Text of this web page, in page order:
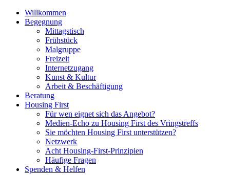
Willkommen
Begegnung
Mittagstisch
Frühstück
Malgruppe
Freizeit
Internetzugang
Kunst & Kultur
Arbeit & Beschäftigung
Beratung
Housing First
Für wen eignet sich das Angebot?
Medien-Echo zu Housing First des Vringstreffs
Sie möchten Housing First unterstützen?
Netzwerk
Acht Housing-First-Prinzipien
Häufige Fragen
Spenden & Helfen